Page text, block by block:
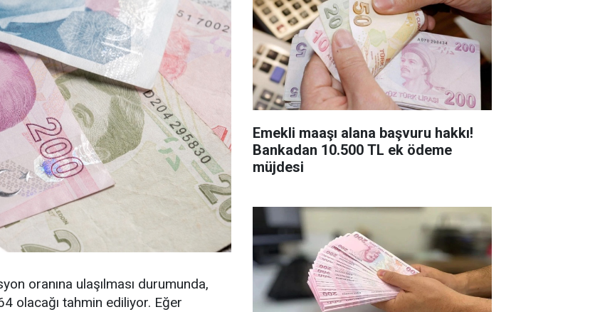
oranına ulaşılması durumunda,
olacağı tahmin ediliyor. Eğer
Emekli maaşı alana başvuru hakkı!
Bankadan 10.500 TL ek ödeme
müjdesi